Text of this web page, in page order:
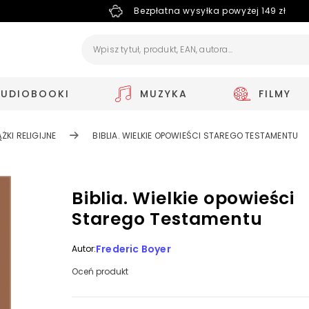
Bezpłatna wysyłka powyżej 149 zł
MUZYKA FILMY
RELIGIJNE BIBLIA. WIELKIE OPOWIEŚCI STAREGO TESTAMENTU
Biblia. Wielkie opowieści
Starego Testamentu
Autor:Frederic Boyer
Oceń produkt